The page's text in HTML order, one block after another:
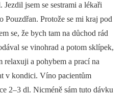
jsem se sestrami a lékaři
Pouzdřan. Protože se mi kraj pod
se, že bych tam na důchod rád
se vinohrad a potom sklípek,
relaxuji a pohybem a prací na
v kondici. Víno pacientům
2–3 dl. Nicméně sám tuto dávku